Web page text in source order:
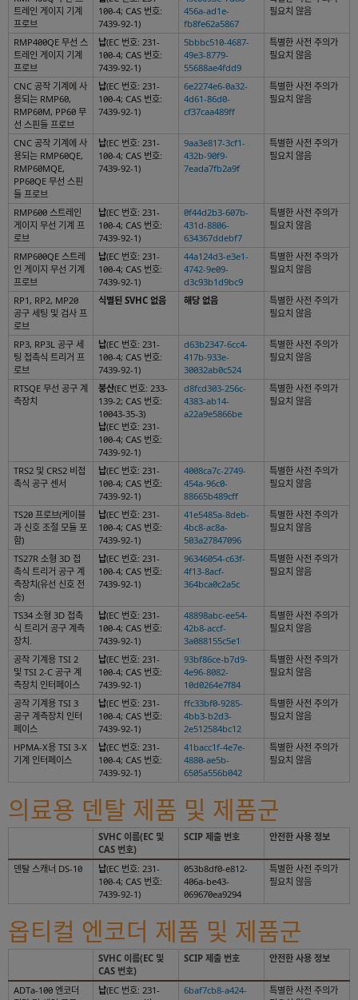
트레인 게이지 기계
프로브
100-4; CAS 번호:
7439-92-1)
456a-ad1e-
fb8fe62a5867
필요치 않음
RMP400QE 무선 스
트레인 게이지 기계
프로브
납(EC 번호: 231-
100-4; CAS 번호:
7439-92-1)
5bbbc510-4687-
49e3-8779-
55688ae4fdd9
특별한 사전 주의가
필요치 않음
CNC 공작 기계에 사
용되는 RMP60,
RMP60M, PP60 무
선 스핀들 프로브
납(EC 번호: 231-
100-4; CAS 번호:
7439-92-1)
6e2274e6-0a32-
4d61-86d0-
cf37caa489ff
특별한 사전 주의가
필요치 않음
CNC 공작 기계에 사
용되는 RMP60QE,
RMP60MQE,
PP60QE 무선 스핀
들 프로브
납(EC 번호: 231-
100-4; CAS 번호:
7439-92-1)
9aa3e817-3cf1-
432b-90f9-
7eada7fb2a9f
특별한 사전 주의가
필요치 않음
RMP600 스트레인
게이지 무선 기계 프
로브
납(EC 번호: 231-
100-4; CAS 번호:
7439-92-1)
0f44d2b3-607b-
431d-8806-
634367ddebf7
특별한 사전 주의가
필요치 않음
RMP600QE 스트레
인 게이지 무선 기계
프로브
납(EC 번호: 231-
100-4; CAS 번호:
7439-92-1)
44a124d3-e3e1-
4742-9e09-
d3c93b1d9bc9
특별한 사전 주의가
필요치 않음
RP1, RP2, MP20
공구 세팅 및 검사 프
로브
식별된 SVHC 없음 해당 없음
특별한 사전 주의가
필요치 않음
RP3, RP3L 공구 세
팅 접촉식 트리거 프
로브
납(EC 번호: 231-
100-4; CAS 번호:
7439-92-1)
d63b2347-6cc4-
417b-933e-
30032ab0c524
특별한 사전 주의가
필요치 않음
RTSQE 무선 공구 계
측장치
붕산(EC 번호: 233-
139-2; CAS 번호:
10043-35-3)
납(EC 번호: 231-
100-4; CAS 번호:
7439-92-1)
d8fcd303-256c-
4383-ab14-
a22a9e5866be
특별한 사전 주의가
필요치 않음
TRS2 및 CRS2 비접
촉식 공구 센서
납(EC 번호: 231-
100-4; CAS 번호:
7439-92-1)
4008ca7c-2749-
454a-96c0-
88665b489cff
특별한 사전 주의가
필요치 않음
TS20 프로브(케이블
과 신호 조절 모듈 포
함)
납(EC 번호: 231-
100-4; CAS 번호:
7439-92-1)
41e5485a-8deb-
4bc8-ac8a-
503a27847096
특별한 사전 주의가
필요치 않음
TS27R 소형 3D 접
촉식 트리거 공구 계
측장치(유선 신호 전
송)
납(EC 번호: 231-
100-4; CAS 번호:
7439-92-1)
96346054-c63f-
4f13-8acf-
364bca0c2a5c
특별한 사전 주의가
필요치 않음
TS34 소형 3D 접촉
식 트리거 공구 계측
장치.
납(EC 번호: 231-
100-4; CAS 번호:
7439-92-1)
48898abc-ee54-
42b8-accf-
3a088155c5e1
특별한 사전 주의가
필요치 않음
공작 기계용 TSI 2
및 TSI 2-C 공구 계
측장치 인터페이스
납(EC 번호: 231-
100-4; CAS 번호:
7439-92-1)
93bf86ce-b7d9-
4e96-8082-
10d0264e7f84
특별한 사전 주의가
필요치 않음
공작 기계용 TSI 3
공구 계측장치 인터
페이스
납(EC 번호: 231-
100-4; CAS 번호:
7439-92-1)
ffc33bf0-9285-
4bb3-b2d3-
2e512584bc12
특별한 사전 주의가
필요치 않음
HPMA-X용 TSI 3-X
기계 인터페이스
납(EC 번호: 231-
100-4; CAS 번호:
7439-92-1)
41bacc1f-4e7e-
4880-ae5b-
6505a556b042
특별한 사전 주의가
필요치 않음
의료용 덴탈 제품 및 제품군
SVHC 이름(EC 및
CAS 번호)
SCIP 제출 번호 안전한 사용 정보
덴탈 스캐너 DS-10 납(EC 번호: 231-
100-4; CAS 번호:
7439-92-1)
053b8df0-e812-
406a-be43-
069670ea9294
특별한 사전 주의가
필요치 않음
옵티컬 엔코더 제품 및 제품군
SVHC 이름(EC 및
CAS 번호)
SCIP 제출 번호 안전한 사용 정보
ADTa-100 엔코더
납(EC 번호: 231-
6baf7cb8-a424-
특별한 사전 주의가